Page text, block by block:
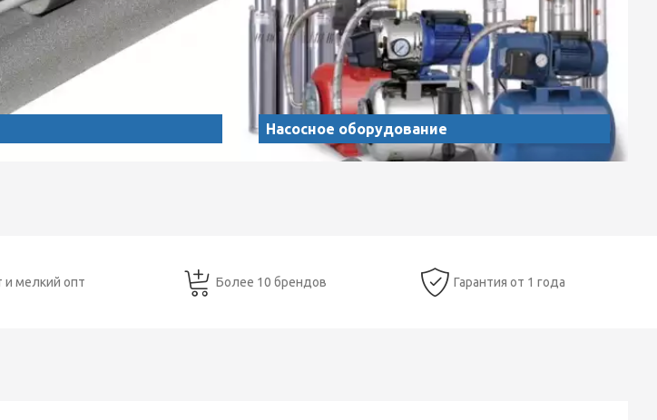
Насосное оборудование
и мелкий опт Более 10 брендов Гарантия от 1 года